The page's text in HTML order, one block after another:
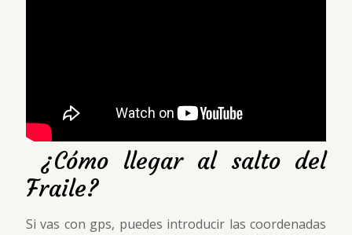
¿Cómo llegar al salto del
Fraile?
Si vas con gps, puedes introducir las coordenadas